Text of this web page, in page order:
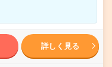
詳しく見る